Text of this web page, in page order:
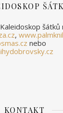
,
nebo
KONTAKT